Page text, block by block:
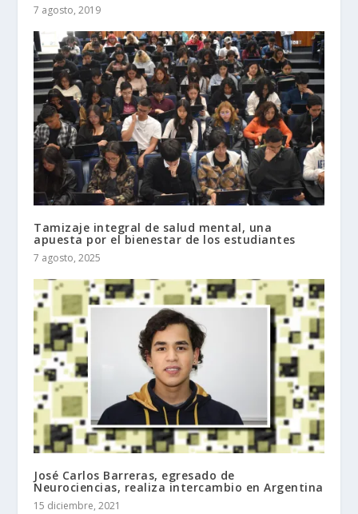
7 agosto, 2019
Tamizaje integral de salud mental, una
apuesta por el bienestar de los estudiantes
7 agosto, 2025
José Carlos Barreras, egresado de
Neurociencias, realiza intercambio en Argentina
15 diciembre, 2021